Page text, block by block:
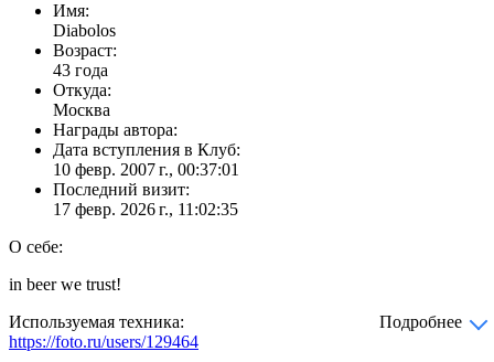
Имя:
Diabolos
Возраст:
43 года
Откуда:
Москва
Награды автора:
Дата вступления в Клуб:
10 февр. 2007 г., 00:37:01
Последний визит:
17 февр. 2026 г., 11:02:35
О себе:
in beer we trust!
Используемая техника:
Подробнее
https://foto.ru/users/129464